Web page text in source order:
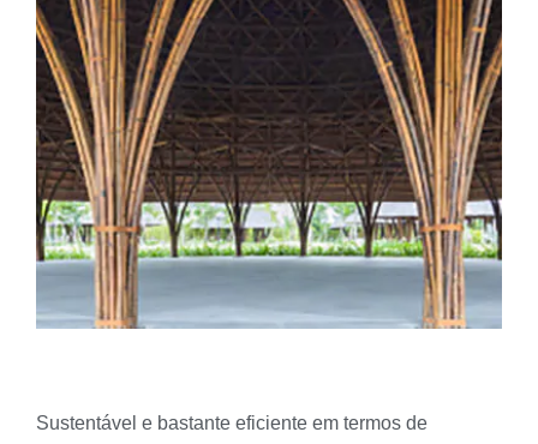
Sustentável e bastante eficiente em termos de